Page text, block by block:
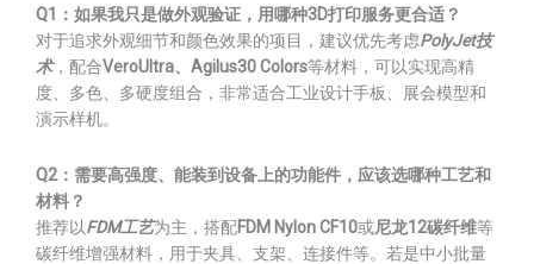
Q1：如果我只是做外观验证，用哪种3D打印服务更合适？
对于追求外观细节和颜色效果的项目，建议优先考虑PolyJet技
术，配合VeroUltra、Agilus30 Colors等材料，可以实现高精
度、多色、多硬度组合，非常适合工业设计手板、展会模型和
演示样机。
Q2：需要高强度、能装到设备上的功能件，应该选哪种工艺和
材料？
推荐以FDM工艺为主，搭配FDM Nylon CF10或尼龙12碳纤维等
碳纤维增强材料，用于夹具、支架、连接件等。若是中小批量